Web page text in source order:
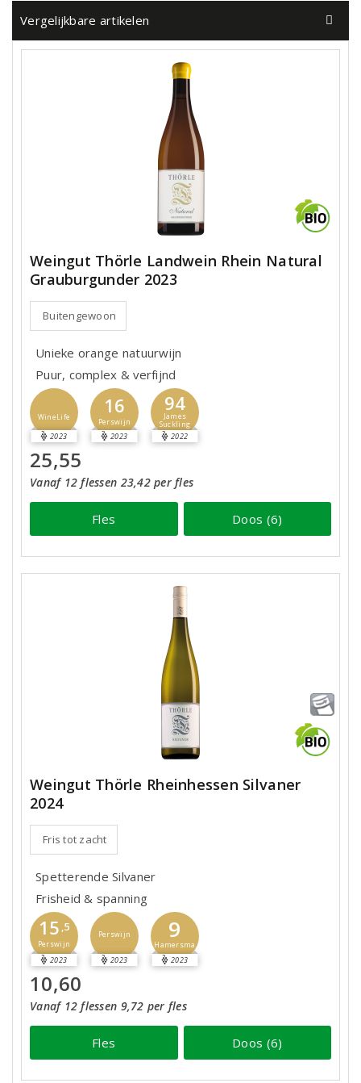
Vergelijkbare artikelen
Weingut Thörle Landwein Rhein Natural
Grauburgunder 2023
Buitengewoon
Unieke orange natuurwijn
Puur, complex & verfijnd
WineLife
2023
16
Perswijn
2023
94
James
Suckling
2022
25,55
Vanaf 12 flessen 23,42 per fles
Fles Doos (6)
Weingut Thörle Rheinhessen Silvaner
2024
Fris tot zacht
Spetterende Silvaner
Frisheid & spanning
15 ,5
Perswijn
2023
Perswijn
2023
9
Hamersma
2023
10,60
Vanaf 12 flessen 9,72 per fles
Fles Doos (6)